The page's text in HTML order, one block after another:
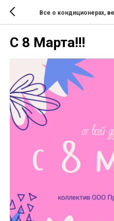
Все о кондиционерах,
C 8 Марта!!!